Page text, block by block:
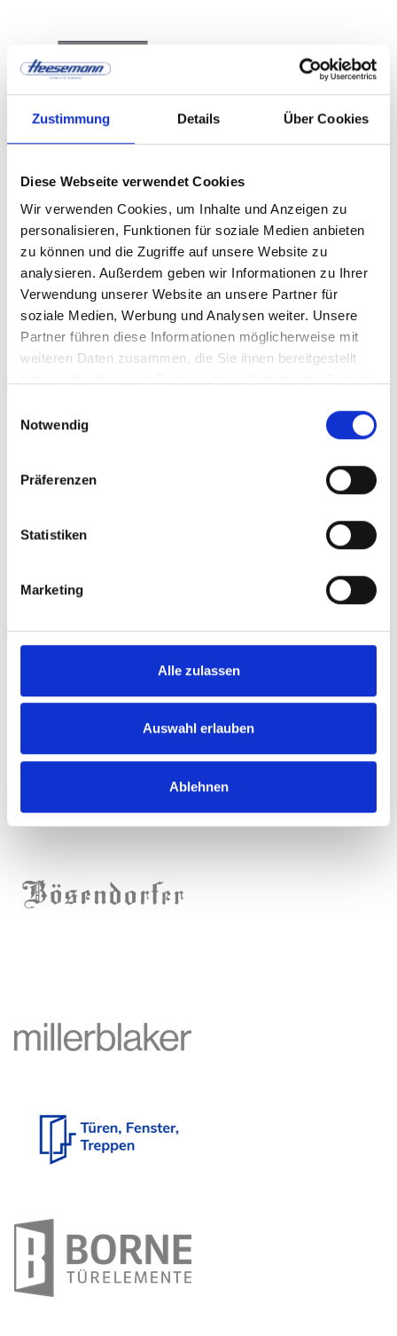
Zustimmung Details Über Cookies
Diese Webseite verwendet Cookies
Wir verwenden Cookies, um Inhalte und Anzeigen zu
personalisieren, Funktionen für soziale Medien anbieten
zu können und die Zugriffe auf unsere Website zu
analysieren. Außerdem geben wir Informationen zu Ihrer
Verwendung unserer Website an unsere Partner für
soziale Medien, Werbung und Analysen weiter. Unsere
Partner führen diese Informationen möglicherweise mit
weiteren Daten zusammen, die Sie ihnen bereitgestellt
Notwendig
Präferenzen
Statistiken
Marketing
Alle zulassen
Auswahl erlauben
Ablehnen